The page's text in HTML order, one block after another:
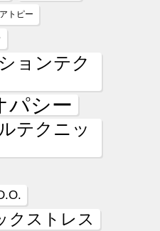
アトピー
ョンテク
パシー
テクニッ
クストレス